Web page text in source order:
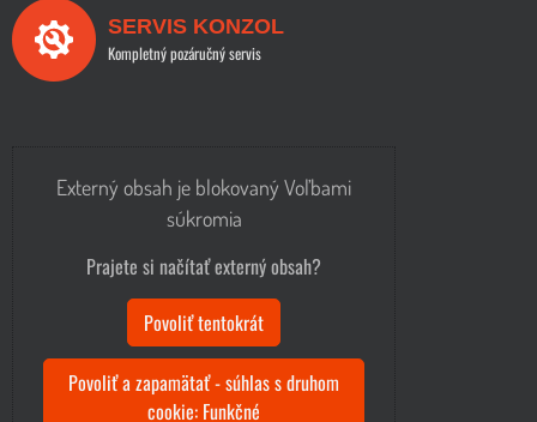
SERVIS KONZOL
Kompletný pozáručný servis
Externý obsah je blokovaný Voľbami
súkromia
Prajete si načítať externý obsah?
Povoliť tentokrát
Povoliť a zapamätať - súhlas s druhom
cookie: Funkčné